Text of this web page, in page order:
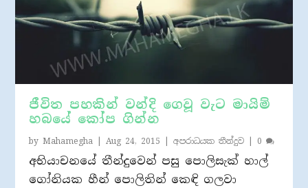
ජීවිත පහකින් වන්දි ගෙවූ වැට මායිම්
හබයේ කෝප ගින්න
byMahamegha |Aug 24, 2015 |අපරාධයක තීන්දුව 0
අභියාචනයේ තීන්දුවෙන් පසු පොලිසැක් හාල්
ගෝනියක හීන් පොලිතින් කෙඳි ගලවා